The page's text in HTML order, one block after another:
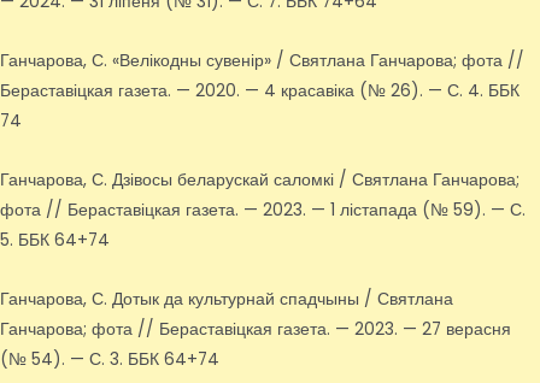
Ганчарова, С. «Велікодны сувенір» / Святлана Ганчарова; фота //
Бераставіцкая газета. — 2020. — 4 красавіка (№ 26). — С. 4. ББК
74
Ганчарова, С. Дзівосы беларускай саломкі / Святлана Ганчарова;
фота // Бераставіцкая газета. — 2023. — 1 лістапада (№ 59). — С.
5. ББК 64+74
Ганчарова, С. Дотык да культурнай спадчыны / Святлана
Ганчарова; фота // Бераставіцкая газета. — 2023. — 27 верасня
(№ 54). — С. 3. ББК 64+74